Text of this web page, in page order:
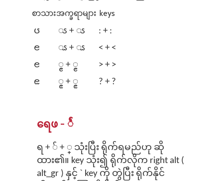
စာသားအက္ခရာများ keys
ၒ
ၖ + ၖ
: + :
ၔ
ၗ + ၗ
< + <
ၔ
ၘ + ၘ
> + >
ၕ
ၙ + ၙ ? + ?
ရေဖ - ရ်္
ရ + ် + ္ သုံးပြီး ရိုက်ရမည်ဟု ဆို
ထား၏။ key သုံး၍ ရိုက်လိုက right alt (
alt_gr ) နှင့် ` key ကို တွဲပြီး ရိုက်နိုင်